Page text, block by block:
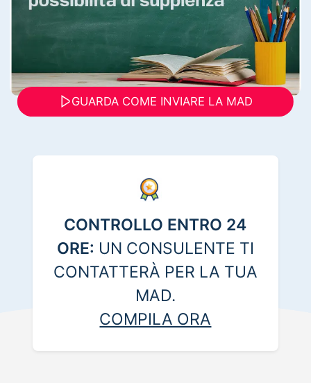
GUARDA COME INVIARE LA MAD
CONTROLLO ENTRO 24
ORE: UN CONSULENTE TI
CONTATTERÀ PER LA TUA
MAD.
COMPILA ORA